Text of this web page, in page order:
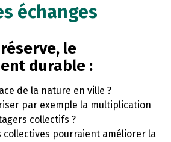
échanges
le
durable :
de la nature en ville ?
par exemple la multiplication
collectifs ?
collectives pourraient améliorer la